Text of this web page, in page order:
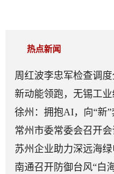
热点新闻
周红波李忠军检查调
新动能领跑，无锡工
徐州：拥抱AI，向“新”
常州市委常委会召开会
苏州企业助力深远海
南通召开防御台风“白